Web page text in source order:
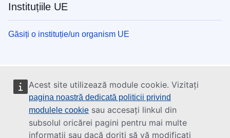
Acest site utilizează module cookie. Vizitați
pagina noastră dedicată politicii privind
modulele cookie sau accesați linkul din
subsolul oricărei pagini pentru mai multe
informații sau dacă doriți să vă modificați
Instituțiile UE
Găsiți o instituție/un organism UE